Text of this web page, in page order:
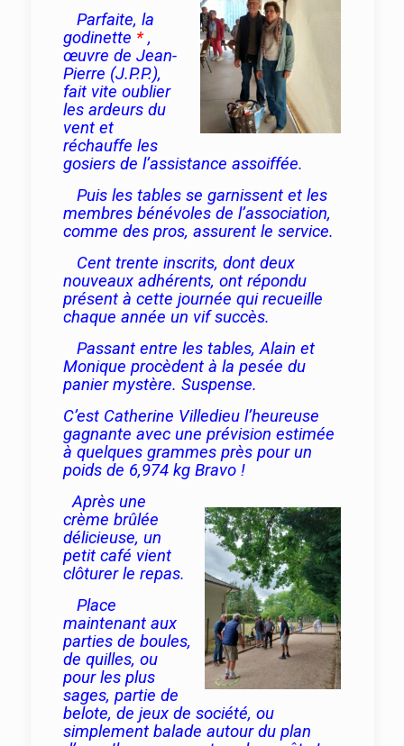
Parfaite, la
godinette *,
œuvre de Jean-
Pierre (J.P.P.),
fait vite oublier
les ardeurs du
vent et
réchauffe les
gosiers de l’assistance assoiffée.
Puis les tables se garnissent et les
membres bénévoles de l’association,
comme des pros, assurent le service.
Cent trente inscrits, dont deux
nouveaux adhérents, ont répondu
présent à cette journée qui recueille
chaque année un vif succès.
Passant entre les tables, Alain et
Monique procèdent à la pesée du
panier mystère. Suspense.
C’est Catherine Villedieu l’heureuse
gagnante avec une prévision estimée
à quelques grammes près pour un
poids de 6,974 kg Bravo !
Après une
crème brûlée
délicieuse, un
petit café vient
clôturer le repas.
Place
maintenant aux
parties de boules,
de quilles, ou
pour les plus
sages, partie de
belote, de jeux de société, ou
simplement balade autour du plan